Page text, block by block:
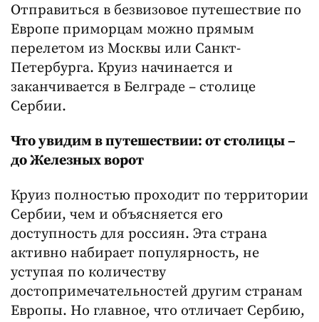
Отправиться в безвизовое путешествие по
Европе приморцам можно прямым
перелетом из Москвы или Санкт-
Петербурга. Круиз начинается и
заканчивается в Белграде – столице
Сербии.
Что увидим в путешествии: от столицы –
до Железных ворот
Круиз полностью проходит по территории
Сербии, чем и объясняется его
доступность для россиян. Эта страна
активно набирает популярность, не
уступая по количеству
достопримечательностей другим странам
Европы. Но главное, что отличает Сербию,